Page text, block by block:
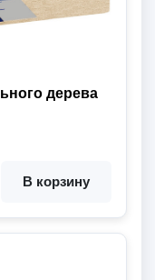
дерева
В корзину